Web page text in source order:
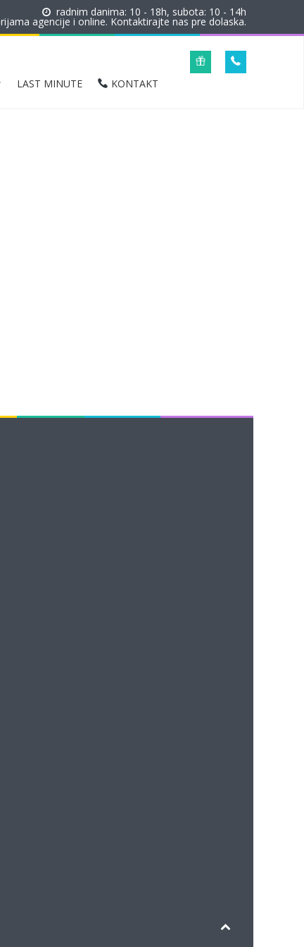
radnim danima: 10 - 18h, subota: 10 - 14h
agencije i online. Kontaktirajte nas pre dolaska.
LAST MINUTE KONTAKT